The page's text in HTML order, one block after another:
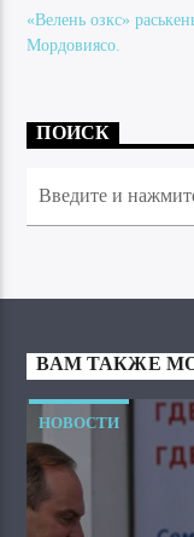
«Велень озкс»
Мордовиясо.
ПОИСК
ВАМ ТАКЖЕ
НОВОСТИ